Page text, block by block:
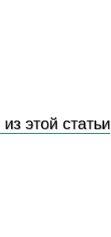
этой статьи